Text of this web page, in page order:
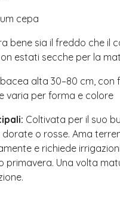
cepa
bene sia il freddo che il
estati secche per la
alta 30–80 cm, con
varia per forma e colore
Coltivata per il suo
o rosse. Ama
e richiede
primavera. Una volta